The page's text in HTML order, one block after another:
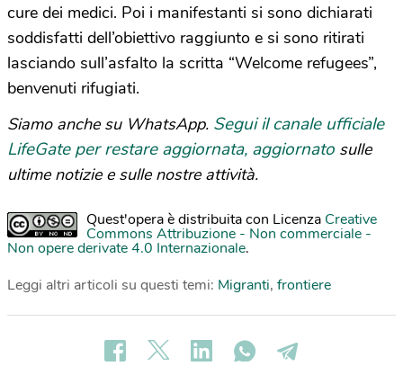
cure dei medici. Poi i manifestanti si sono dichiarati
soddisfatti dell’obiettivo raggiunto e si sono ritirati
lasciando sull’asfalto la scritta “Welcome refugees”,
benvenuti rifugiati.
Siamo anche su WhatsApp. Segui il canale ufficiale
LifeGate per restare aggiornata, aggiornato sulle
ultime notizie e sulle nostre attività.
Quest'opera è distribuita con Licenza Creative
Commons Attribuzione - Non commerciale -
Non opere derivate 4.0 Internazionale.
Leggi altri articoli su questi temi: Migranti, frontiere